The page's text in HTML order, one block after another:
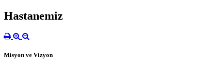
Hastanemiz
Misyon ve Vizyon